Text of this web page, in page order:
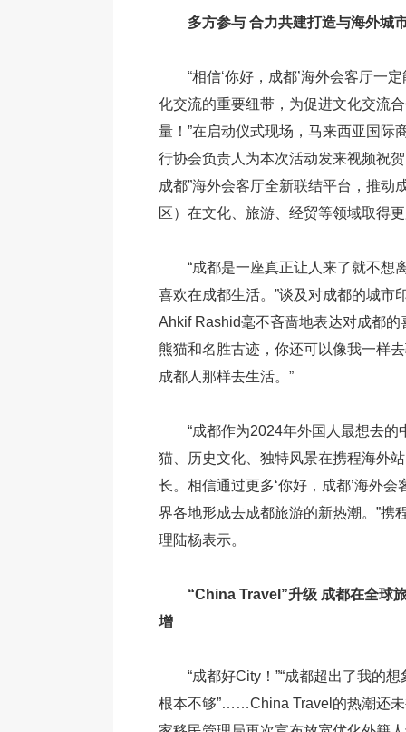
多方参与 合力共建打造与海外城
“相信‘你好，成都’海外会客厅一
化交流的重要纽带，为促进文化交流
量！”在启动仪式现场，马来西亚国际
行协会负责人为本次活动发来视频祝
成都”海外会客厅全新联结平台，推动
区）在文化、旅游、经贸等领域取得
“成都是一座真正让人来了就不想
喜欢在成都生活。”谈及对成都的城市
Ahkif Rashid毫不吝啬地表达对成都的
熊猫和名胜古迹，你还可以像我一样
成都人那样去生活。”
“成都作为2024年外国人最想去的
猫、历史文化、独特风景在携程海外
长。相信通过更多‘你好，成都’海外
界各地形成去成都旅游的新热潮。”携
理陆杨表示。
“China Travel”升级 成都在全球
增
“成都好City！”“成都超出了我的想
根本不够”……China Travel的热潮还